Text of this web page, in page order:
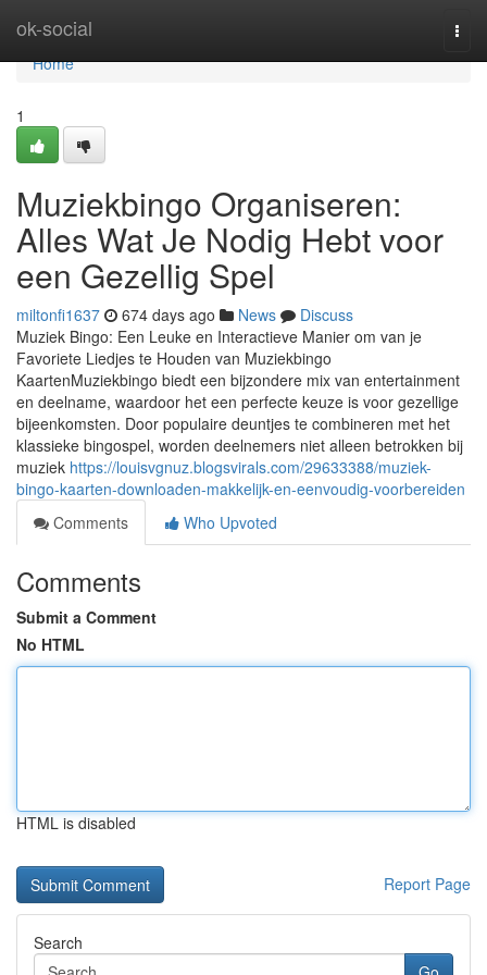
ok-social
Home
Home
1
Muziekbingo Organiseren:
Alles Wat Je Nodig Hebt voor
een Gezellig Spel
miltonfi1637 674 days ago News
Discuss
Muziek Bingo: Een Leuke en Interactieve Manier om van je
Favoriete Liedjes te Houden van Muziekbingo
KaartenMuziekbingo biedt een bijzondere mix van entertainment
en deelname, waardoor het een perfecte keuze is voor gezellige
bijeenkomsten. Door populaire deuntjes te combineren met het
klassieke bingospel, worden deelnemers niet alleen betrokken bij
muziek https://louisvgnuz.blogsvirals.com/29633388/muziek-
bingo-kaarten-downloaden-makkelijk-en-eenvoudig-voorbereiden
Comments
Who Upvoted
Comments
Submit a Comment
No HTML
HTML is disabled
Report Page
Search